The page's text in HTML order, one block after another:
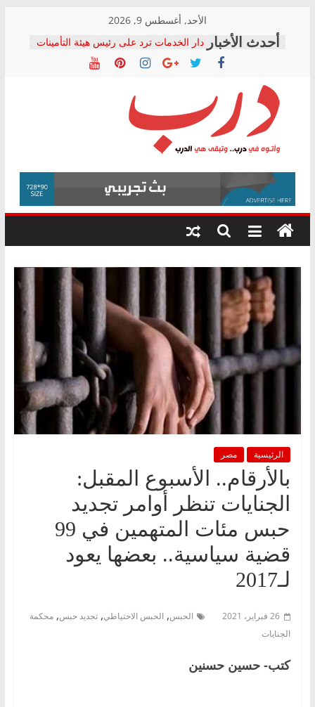
content
الأحد, أغسطس 9, 2026
دار الخدمات ترد على رئيس هيئة التأمينات
بعد مؤتمره الصحفي: إنكار الأزمة لا ينهي
معاناة أصحاب المعاشات.. ونطالب بكشف
فرحات سليمان يكتب: القطاع الصحي إلى
أين؟
حزب التحالف الشعبي يطلق لجنة “الحق
في الصحة” بالإسكندرية لرصد الانتهاكات
ودعم المرضى
الوزاري لمدينة الصحفيين.. وانتهاء أعمال
إنشاء المبنى الإداري
المجلس القومي لحقوق الإنسان يعلن
متابعة قضية الدكتور محمد زهران.. ويؤكد:
قرينة البراءة وضمانات المحاكمة العادلة
درب
وأتوه
درب..
وتبقى
هي
الرئيسية مصر
بالأرقام.. الأسبوع المقبل:
الجنايات تنظر أوامر تجديد
حبس مئات المتهمين في 99
قضية سياسية.. بعضها يعود
لـ2017
26 فبراير، 2021 الحبس, الحبس الاحتياطي, تجديد حبس, محكمة
الجنايات
كتب- حسين حسنين